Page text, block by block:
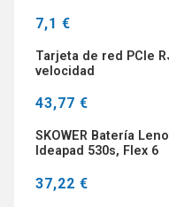
7,1 €
Tarjeta de red PCIe
velocidad
43,77 €
SKOWER Batería
Ideapad 530s, Flex 6
37,22 €